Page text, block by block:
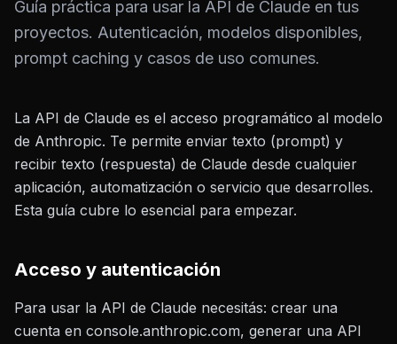
Guía práctica para usar la API de Claude en tus
proyectos. Autenticación, modelos disponibles,
prompt caching y casos de uso comunes.
La API de Claude es el acceso programático al modelo
de Anthropic. Te permite enviar texto (prompt) y
recibir texto (respuesta) de Claude desde cualquier
aplicación, automatización o servicio que desarrolles.
Esta guía cubre lo esencial para empezar.
Acceso y autenticación
Para usar la API de Claude necesitás: crear una
cuenta en console.anthropic.com, generar una API